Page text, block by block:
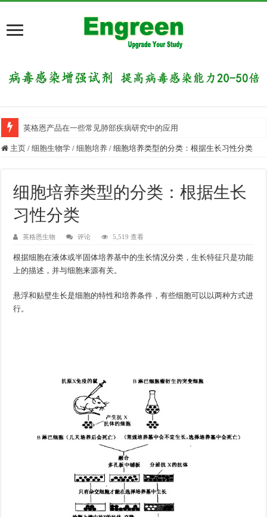
英格恩产品在一些常见肺部疾病研究中的应用
主页 / 细胞生物学 / 细胞培养 / 细胞培养类型的分类：根据生长习性分类
细胞培养类型的分类：根据生长
习性分类
英格恩生物 评论 5,519 查看
根据细胞在液体或半固体培养基中的生长情况分类，生长特征只是功能
上的描述，并与细胞来源有关。
悬浮和贴壁生长是细胞的特性和培养条件，有些细胞可以以两种方式进
行。